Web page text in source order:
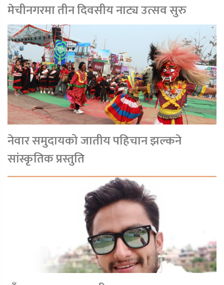
मेचीनगरमा तीन दिवसीय नाट्य उत्सव सुरु
नेवार समुदायको जातीय पहिचान झल्कने
सांस्कृतिक प्रस्तुति